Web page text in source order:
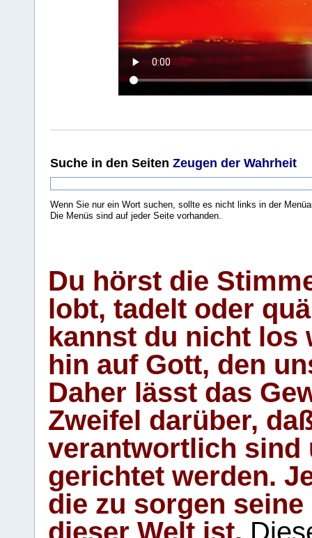
Suche in den Seiten Zeugen der Wahrheit
Wenn Sie nur ein Wort suchen, sollte es nicht links in der
Die Menüs sind auf jeder Seite vorhanden..
Du hörst die
lobt, tadelt oder
kannst du nicht los
hin auf Gott, den
Daher lässt das
Zweifel darüber,
verantwortlich sind
gerichtet werden.
die zu sorgen